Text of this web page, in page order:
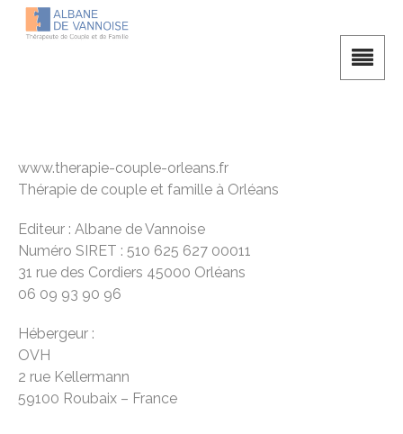
www.therapie-couple-orleans.fr
Thérapie de couple et famille à Orléans
Editeur : Albane de Vannoise
Numéro SIRET : 510 625 627 00011
31 rue des Cordiers 45000 Orléans
06 09 93 90 96
Hébergeur :
OVH
2 rue Kellermann
59100 Roubaix – France